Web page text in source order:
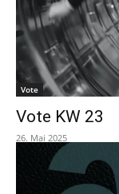
Vote
Vote KW 23
26. Mai 2025